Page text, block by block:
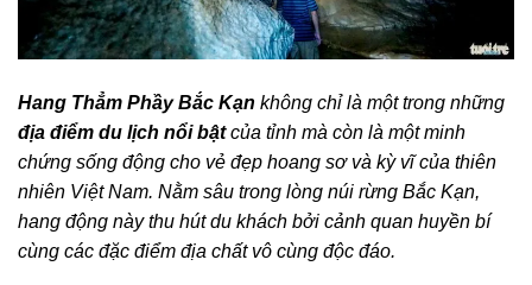
Hang Thẳm Phầy Bắc Kạn không chỉ là một trong những
địa điểm du lịch nổi bậtcủa tỉnh mà còn là một minh
chứng sống động cho vẻ đẹp hoang sơ và kỳ vĩ của thiên
nhiên Việt Nam. Nằm sâu trong lòng núi rừng Bắc Kạn,
hang động này thu hút du khách bởi cảnh quan huyền bí
cùng các đặc điểm địa chất vô cùng độc đáo.